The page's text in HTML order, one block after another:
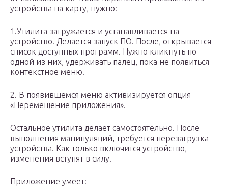
устройства на карту, нужно:
1.Утилита загружается и устанавливается на
устройство. Делается запуск ПО. После, открывается
список доступных программ. Нужно кликнуть по
одной из них, удерживать палец, пока не появиться
контекстное меню.
2. В появившемся меню активизируется опция
«Перемещение приложения».
Остальное утилита делает самостоятельно. После
выполнения манипуляций, требуется перезагрузка
устройства. Как только включится устройство,
изменения вступят в силу.
Приложение умеет: